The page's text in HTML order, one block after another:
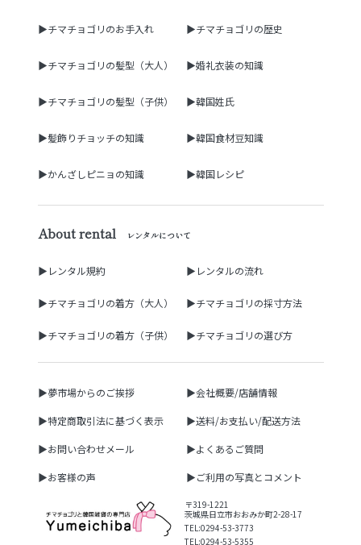
▶チマチョゴリのお手入れ ▶チマチョゴリの歴史
▶チマチョゴリの髪型（大人） ▶婚礼衣装の知識
▶チマチョゴリの髪型（子供） ▶韓国姓氏
▶髪飾りチョッチの知識 ▶韓国食材豆知識
▶かんざしピニョの知識 ▶韓国レシピ
About rental レンタルについて
▶レンタル規約 ▶レンタルの流れ
▶チマチョゴリの着方（大人） ▶チマチョゴリの採寸方法
▶チマチョゴリの着方（子供） ▶チマチョゴリの選び方
▶夢市場からのご挨拶 ▶会社概要/店舗情報
▶特定商取引法に基づく表示 ▶送料/お支払い/配送方法
▶お問い合わせメール ▶よくあるご質問
▶お客様の声 ▶ご利用の写真とコメント
〒319-1221
茨城県日立市おおみか町2-28-17
TEL:0294-53-3773
TEL:0294-53-5355